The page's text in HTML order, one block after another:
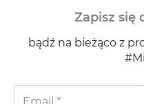
Zapisz się
bądź na bieżąco z